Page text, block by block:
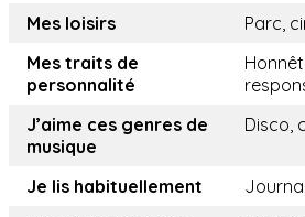
Mes loisirs
Parc,
Mes traits de
personnalité
J’aime ces genres de
musique
Disco,
Je lis habituellement